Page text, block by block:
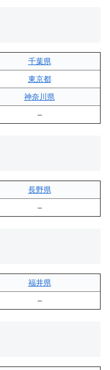
千葉県
東京都
神奈川県
–
長野県
–
福井県
–